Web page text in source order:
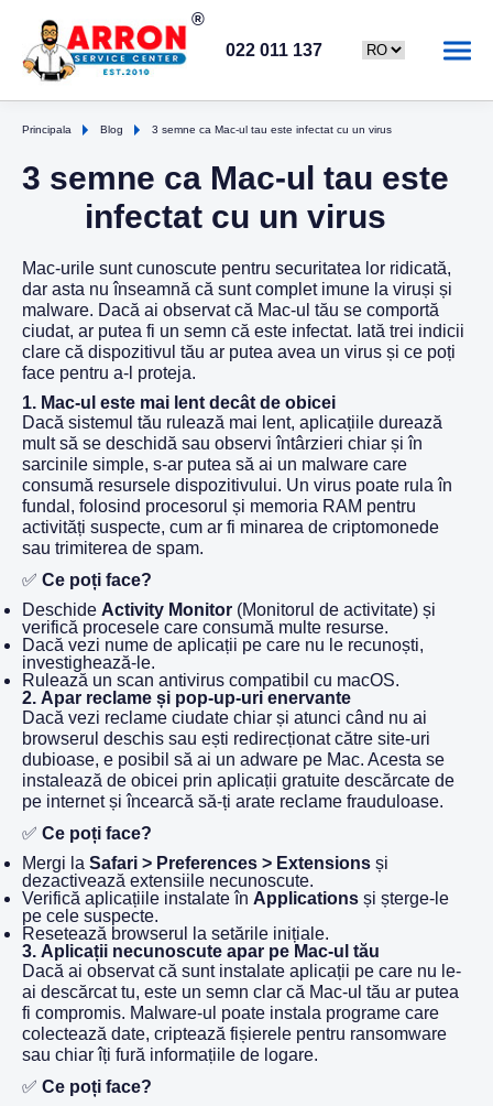
022 011 137
Principala Blog 3 semne ca Mac-ul tau este infectat cu un virus
3 semne ca Mac-ul tau este
infectat cu un virus
Mac-urile sunt cunoscute pentru securitatea lor ridicată,
dar asta nu înseamnă că sunt complet imune la viruși și
malware. Dacă ai observat că Mac-ul tău se comportă
ciudat, ar putea fi un semn că este infectat. Iată trei indicii
clare că dispozitivul tău ar putea avea un virus și ce poți
face pentru a-l proteja.
1. Mac-ul este mai lent decât de obicei
Dacă sistemul tău rulează mai lent, aplicațiile durează
mult să se deschidă sau observi întârzieri chiar și în
sarcinile simple, s-ar putea să ai un malware care
consumă resursele dispozitivului. Un virus poate rula în
fundal, folosind procesorul și memoria RAM pentru
activități suspecte, cum ar fi minarea de criptomonede
sau trimiterea de spam.
✅ Ce poți face?
Deschide Activity Monitor (Monitorul de activitate) și
verifică procesele care consumă multe resurse.
Dacă vezi nume de aplicații pe care nu le recunoști,
investighează-le.
Rulează un scan antivirus compatibil cu macOS.
2. Apar reclame și pop-up-uri enervante
Dacă vezi reclame ciudate chiar și atunci când nu ai
browserul deschis sau ești redirecționat către site-uri
dubioase, e posibil să ai un adware pe Mac. Acesta se
instalează de obicei prin aplicații gratuite descărcate de
pe internet și încearcă să-ți arate reclame frauduloase.
✅ Ce poți face?
Mergi la Safari > Preferences > Extensions și
dezactivează extensiile necunoscute.
Verifică aplicațiile instalate în Applications și șterge-le
pe cele suspecte.
Resetează browserul la setările inițiale.
3. Aplicații necunoscute apar pe Mac-ul tău
Dacă ai observat că sunt instalate aplicații pe care nu le-
ai descărcat tu, este un semn clar că Mac-ul tău ar putea
fi compromis. Malware-ul poate instala programe care
colectează date, criptează fișierele pentru ransomware
sau chiar îți fură informațiile de logare.
✅ Ce poți face?